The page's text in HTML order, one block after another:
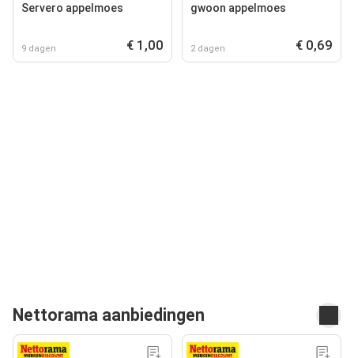
Servero appelmoes
9 dagen € 1,00
gwoon appelmoes
2 dagen € 0,69
Nettorama aanbiedingen